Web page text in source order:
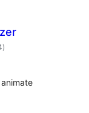
કુલ
રેટિંગ્સ
)